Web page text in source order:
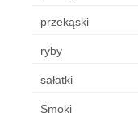
przekąski
ryby
sałatki
Smoki